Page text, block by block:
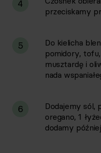
4
przeciskamy
5
Do kielicha
pomidory,
musztardę i
nada
6
Dodajemy sól,
oregano, 1
dodamy